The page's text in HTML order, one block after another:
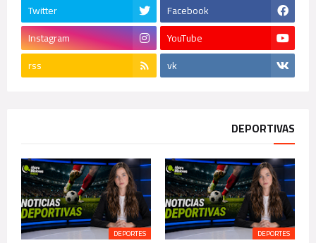
Facebook
Twitter
YouTube
Instagram
vk
rss
DEPORTIVAS
DEPORTES
DEPORTES